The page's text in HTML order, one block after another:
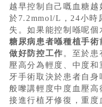
越早控制自己嘅血糖
於7.2mmol/L，24小時
失。如果能控制喺呢個
糖尿病患者喺種植手術
做好防控工作 。至於患
壓高分為輕度、中度
牙手術取決於患者自
般嚟講輕度中度血壓
接進行植牙修復，重度